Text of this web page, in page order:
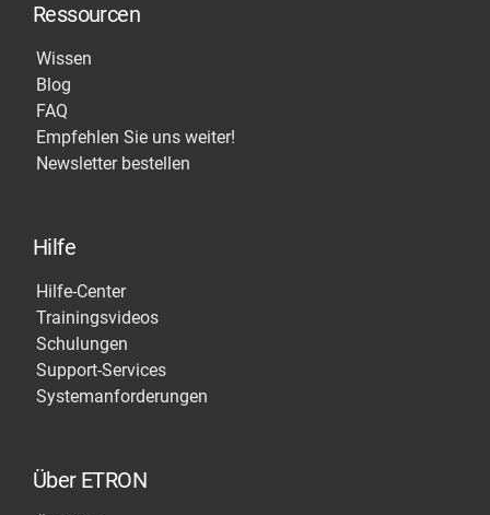
Ressourcen
Wissen
Blog
FAQ
Empfehlen Sie uns weiter!
Newsletter bestellen
Hilfe
Hilfe-Center
Trainingsvideos
Schulungen
Support-Services
Systemanforderungen
Über ETRON